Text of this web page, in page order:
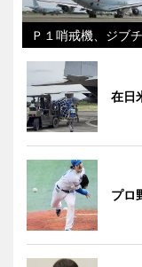
Ｐ１哨戒機、ジブ
在日
プロ